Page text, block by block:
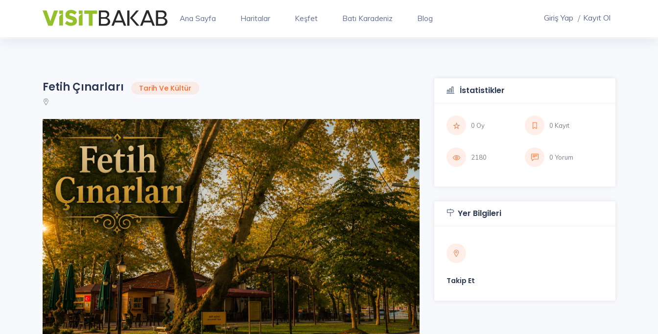
Ana Sayfa Haritalar Keşfet Batı Karadeniz Blog Giriş Yap Kayıt Ol
Fetih Çınarları Tarih Ve Kültür İstatistikler
0 Oy 0 Kayıt
2180 0 Yorum
Yer Bilgileri
Takip Et